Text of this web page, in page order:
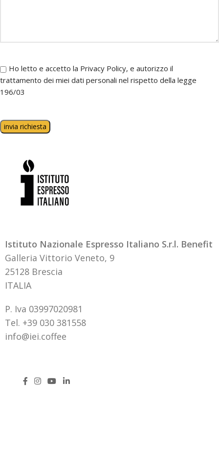
Ho letto e accetto la Privacy Policy, e autorizzo il
trattamento dei miei dati personali nel rispetto della legge
196/03
Istituto Nazionale Espresso Italiano S.r.l. Benefit
Galleria Vittorio Veneto, 9
25128 Brescia
ITALIA
P. Iva 03997020981
Tel. +39 030 381558
info@iei.coffee